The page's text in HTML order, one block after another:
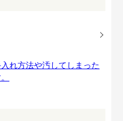
れ方法や汚してしまった